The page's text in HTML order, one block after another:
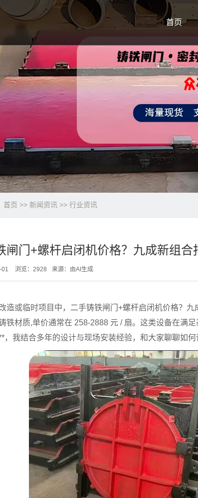
首页
首页 >> 新闻资讯 >> 行业资讯
闸门+螺杆启闭机价格？九成新组合
01 浏览：2928 来源：由AI生成
造或临时项目中，二手铸铁闸门+螺杆启闭机价格？
铁材质,单价通常在 258-2888 元 / 扇。这类设备在满
，我结合多年的设计与现场安装经验，和大家聊聊如何